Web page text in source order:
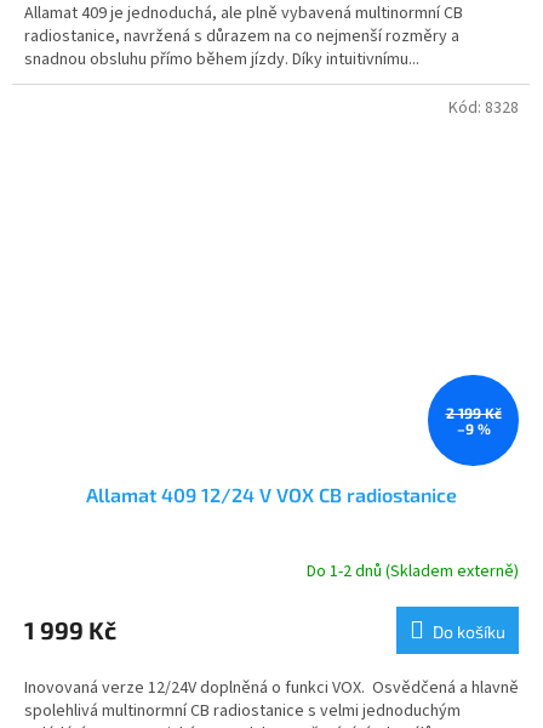
5
hvězdiček.
Allamat 409 je jednoduchá, ale plně vybavená multinormní CB
radiostanice, navržená s důrazem na co nejmenší rozměry a
snadnou obsluhu přímo během jízdy. Díky intuitivnímu...
2 199 Kč
–9 %
Allamat 409 12/24 V VOX CB radiostanice
Do 1-2 dnů (Skladem externě)
1 999 Kč Do košíku
Inovovaná verze 12/24V doplněná o funkci VOX. Osvědčená a hlavně
spolehlivá multinormní CB radiostanice s velmi jednoduchým
Kód: 8328